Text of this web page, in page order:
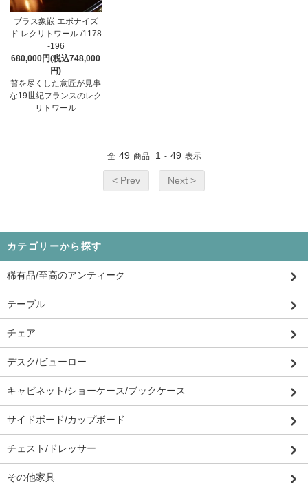
ブラス象嵌 エボナイズ
ド レクリトワール /1178
-196
680,000円(税込748,000
円)
贅を尽くした意匠が見事
な19世紀フランスのレク
リトワール
全 49 商品 1 - 49 表示
< Prev Next >
カテゴリーから探す
稀有品/至高のアンティーク
テーブル
チェア
デスク/ビューロー
キャビネット/ショーケース/ブックケース
サイドボード/カップボード
チェスト/ドレッサー
その他家具